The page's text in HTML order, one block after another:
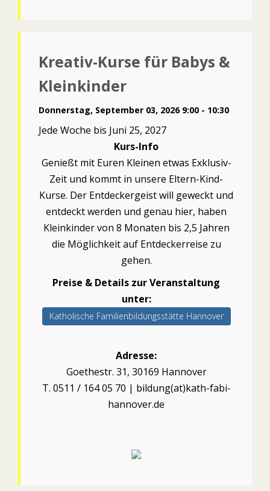
Kreativ-Kurse für Babys &
Kleinkinder
Donnerstag, September 03, 2026 9:00 - 10:30
Jede Woche bis Juni 25, 2027
Kurs-Info
Genießt mit Euren Kleinen etwas Exklusiv-
Zeit und kommt in unsere Eltern-Kind-
Kurse. Der Entdeckergeist will geweckt und
entdeckt werden und genau hier, haben
Kleinkinder von 8 Monaten bis 2,5 Jahren
die Möglichkeit auf Entdeckerreise zu
gehen.
Preise & Details zur Veranstaltung
unter:
Katholische Familienbildungsstätte Hannover
Adresse:
Goethestr. 31, 30169 Hannover
T. 0511 / 164 05 70 | bildung(at)kath-fabi-
hannover.de